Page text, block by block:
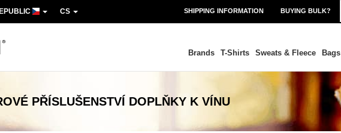
CS SHIPPING INFORMATION BUYING BULK?
Brands T-Shirts Sweats & Fleece Bags
PŘÍSLUŠENSTVÍ DOPLŇKY K VÍNU